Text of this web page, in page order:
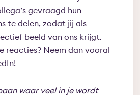
gevraagd hun
te delen, zodat jij als
beeld van ons krijgt.
reacties? Neem dan vooral
waar veel in je wordt